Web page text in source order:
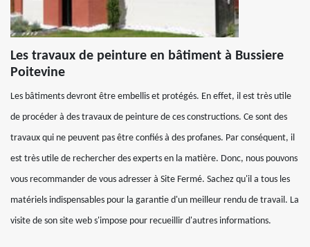
Les travaux de peinture en bâtiment à Bussiere
Poitevine
Les bâtiments devront être embellis et protégés. En effet, il est très utile
de procéder à des travaux de peinture de ces constructions. Ce sont des
travaux qui ne peuvent pas être confiés à des profanes. Par conséquent, il
est très utile de rechercher des experts en la matière. Donc, nous pouvons
vous recommander de vous adresser à Site Fermé. Sachez qu'il a tous les
matériels indispensables pour la garantie d'un meilleur rendu de travail. La
visite de son site web s'impose pour recueillir d'autres informations.